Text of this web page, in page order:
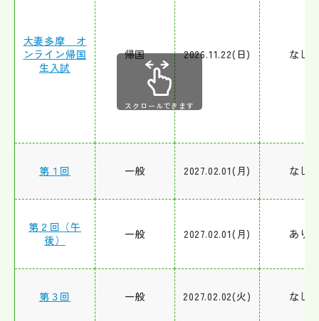
大妻多摩 オ
ンライン帰国
生入試
帰国 2026.11.22(日) なし
第１回 一般 2027.02.01(月) なし
第２回（午
後）
一般 2027.02.01(月) あり
第３回 一般 2027.02.02(火) なし
スクロールできます